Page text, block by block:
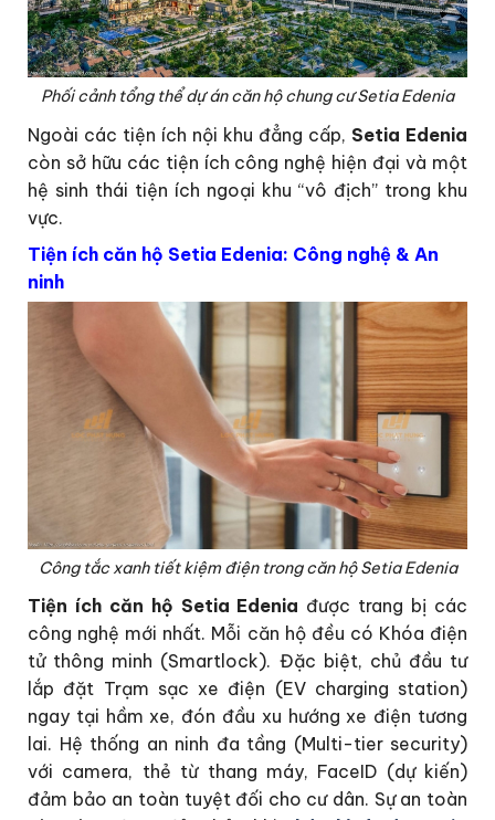
Phối cảnh tổng thể dự án căn hộ chung cư Setia Edenia
Ngoài các tiện ích nội khu đẳng cấp, Setia Edenia
còn sở hữu các tiện ích công nghệ hiện đại và một
hệ sinh thái tiện ích ngoại khu “vô địch” trong khu
vực.
Tiện ích căn hộ Setia Edenia: Công nghệ & An
ninh
Công tắc xanh tiết kiệm điện trong căn hộ Setia Edenia
Tiện ích căn hộ Setia Edenia được trang bị các
công nghệ mới nhất. Mỗi căn hộ đều có Khóa điện
tử thông minh (Smartlock). Đặc biệt, chủ đầu tư
lắp đặt Trạm sạc xe điện (EV charging station)
ngay tại hầm xe, đón đầu xu hướng xe điện tương
lai. Hệ thống an ninh đa tầng (Multi-tier security)
với camera, thẻ từ thang máy, FaceID (dự kiến)
đảm bảo an toàn tuyệt đối cho cư dân. Sự an toàn